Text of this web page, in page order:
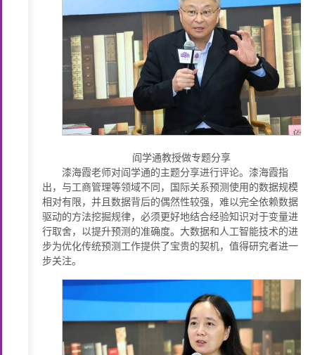
阎学通教授做专题分享
漆海霞老师对阎学通的主题分享进行评论。漆海霞指
出，与工商管理等领域不同，国际关系预测使用的数据规模
相对有限，并且数据背后的偶然性较强，难以完全依赖数据
驱动的方法挖掘规律，必须更好地结合经验知识对于变量进
行取舍，以提升预测的准确度。大数据和人工智能技术的进
步为优化传统预测工作提供了宝贵的契机，值得研究者进一
步关注。